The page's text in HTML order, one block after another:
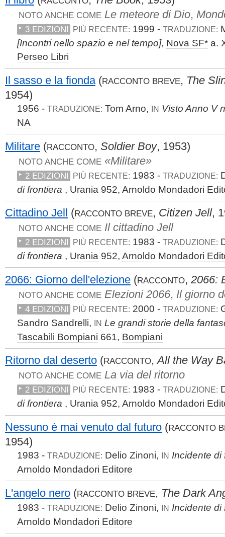
NOTO ANCHE COME Le meteore di Dio,
3 EDIZIONI PIÙ RECENTE: 1999 - TRADUZIONE:
[Incontri nello spazio e nel tempo], Nova SF* a.
Perseo Libri
Il sasso e la fionda (RACCONTO BREVE, The
1954)
1956 - TRADUZIONE: Tom Arno, IN Visto Anno V
NA
Militare (RACCONTO, Soldier Boy, 1953)
NOTO ANCHE COME «Militare»
2 EDIZIONI PIÙ RECENTE: 1983 - TRADUZIONE:
di frontiera , Urania 952, Arnoldo Mondadori
Cittadino Jell (RACCONTO BREVE, Citizen Jell,
NOTO ANCHE COME Il cittadino Jell
2 EDIZIONI PIÙ RECENTE: 1983 - TRADUZIONE:
di frontiera , Urania 952, Arnoldo Mondadori
2066: Giorno dell'elezione (RACCONTO, 2066:
NOTO ANCHE COME Elezioni 2066, Il giorno
4 EDIZIONI PIÙ RECENTE: 2000 - TRADUZIONE:
Sandro Sandrelli,
IN Le grandi storie della
Tascabili Bompiani 661, Bompiani
Ritorno dal deserto (RACCONTO,All the Way
NOTO ANCHE COME La via del ritorno
2 EDIZIONI PIÙ RECENTE: 1983 - TRADUZIONE:
di frontiera , Urania 952, Arnoldo Mondadori
Nessuno è mai venuto dal futuro (RACCONTO
1954)
1983 - TRADUZIONE: Delio Zinoni, IN Incidente
Arnoldo Mondadori Editore
L'angelo nero (RACCONTO BREVE, The Dark
1983 - TRADUZIONE: Delio Zinoni, IN Incidente
Arnoldo Mondadori Editore